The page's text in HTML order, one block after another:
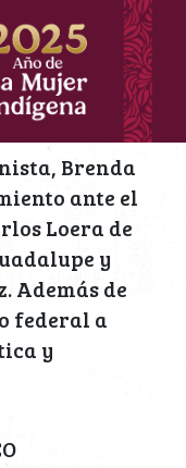
Brenda
ante el
Loera de
y
Además de
federal a
y